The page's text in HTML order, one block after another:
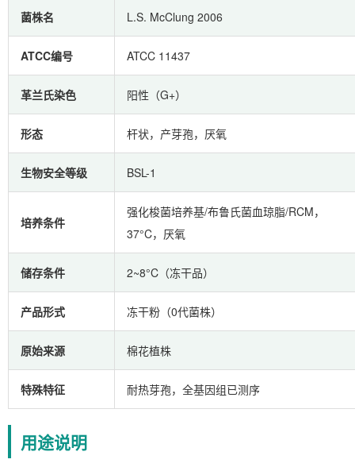
菌株名 L.S. McClung 2006
ATCC编号 ATCC 11437
革兰氏染色 阳性（G+）
形态 杆状，产芽孢，厌氧
生物安全等级 BSL-1
培养条件
强化梭菌培养基/布鲁氏菌血琼脂/RCM，
37°C，厌氧
储存条件 2~8°C（冻干品）
产品形式 冻干粉（0代菌株）
原始来源 棉花植株
特殊特征 耐热芽孢，全基因组已测序
用途说明